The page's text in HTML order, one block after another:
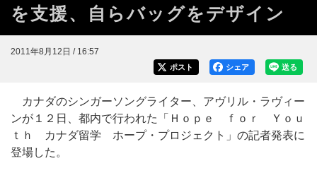
を支援、自らバッグをデザイン
2011年8月12日 / 16:57
送る
シェア
ポスト
カナダのシンガーソングライター、アヴリル・ラヴィー
ンが１２日、都内で行われた「Ｈｏｐｅ ｆｏｒ Ｙｏｕ
ｔｈ カナダ留学 ホープ・プロジェクト」の記者発表に
登場した。